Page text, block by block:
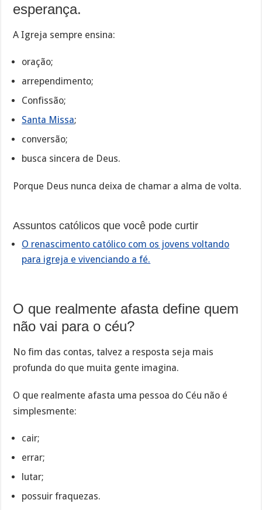
esperança.
A Igreja sempre ensina:
oração;
arrependimento;
Confissão;
Santa Missa;
conversão;
busca sincera de Deus.
Porque Deus nunca deixa de chamar a alma de volta.
Assuntos católicos que você pode curtir
O renascimento católico com os jovens voltando
para igreja e vivenciando a fé.
O que realmente afasta define quem
não vai para o céu?
No fim das contas, talvez a resposta seja mais
profunda do que muita gente imagina.
O que realmente afasta uma pessoa do Céu não é
simplesmente:
cair;
errar;
lutar;
possuir fraquezas.